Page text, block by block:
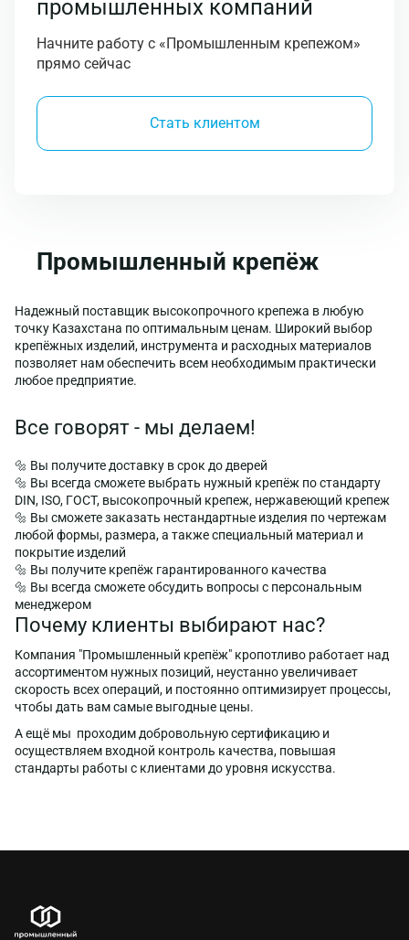
промышленных компаний
Начните работу с «Промышленным крепежом»
прямо сейчас
Стать клиентом
Промышленный крепёж
Надежный поставщик высокопрочного крепежа в любую
точку Казахстана по оптимальным ценам. Широкий выбор
крепёжных изделий, инструмента и расходных материалов
позволяет нам обеспечить всем необходимым практически
любое предприятие.
Все говорят - мы делаем!
🔩 Вы получите доставку в срок до дверей
🔩 Вы всегда сможете выбрать нужный крепёж по стандарту
DIN, ISO, ГОСТ, высокопрочный крепеж, нержавеющий крепеж
🔩 Вы сможете заказать нестандартные изделия по чертежам
любой формы, размера, а также специальный материал и
покрытие изделий
🔩 Вы получите крепёж гарантированного качества
🔩 Вы всегда сможете обсудить вопросы с персональным
менеджером
Почему клиенты выбирают нас?
Компания "Промышленный крепёж" кропотливо работает над
ассортиментом нужных позиций, неустанно увеличивает
скорость всех операций, и постоянно оптимизирует процессы,
чтобы дать вам самые выгодные цены.
А ещё мы проходим добровольную сертификацию и
осуществляем входной контроль качества, повышая
стандарты работы с клиентами до уровня искусства.